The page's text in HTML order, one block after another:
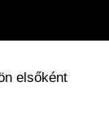
elsőként